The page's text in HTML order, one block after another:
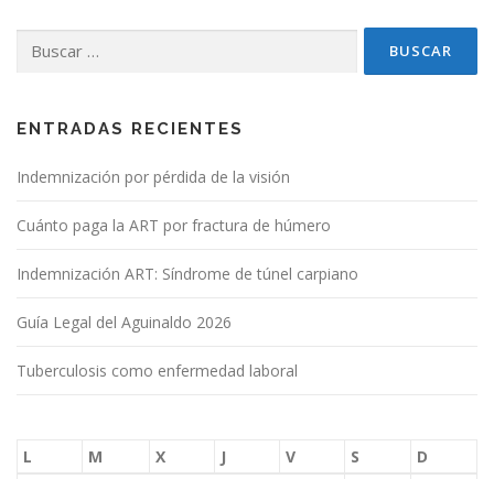
ENTRADAS RECIENTES
Indemnización por pérdida de la visión
Cuánto paga la ART por fractura de húmero
Indemnización ART: Síndrome de túnel carpiano
Guía Legal del Aguinaldo 2026
Tuberculosis como enfermedad laboral
L M X J V S D